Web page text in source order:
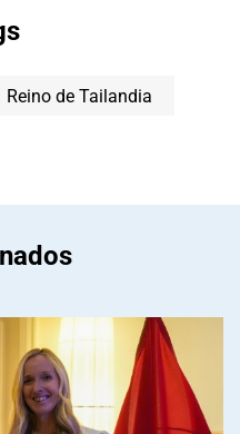
Reino de Tailandia